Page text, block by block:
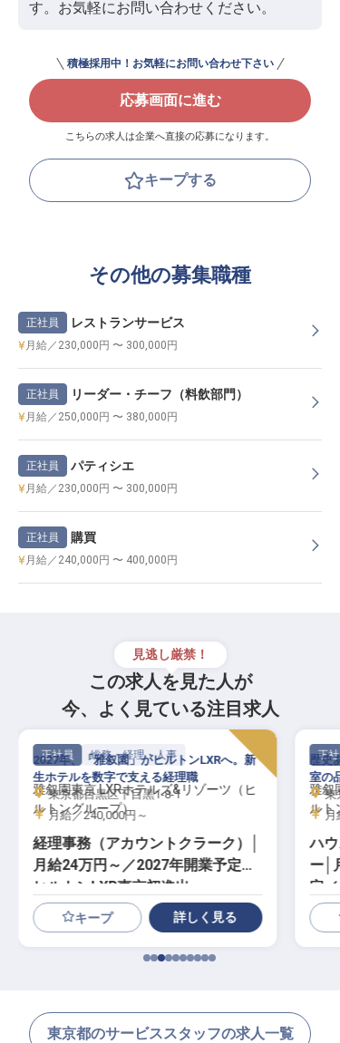
す。お気軽にお問い合わせください。
積極採用中！お気軽にお問い合わせ下さい
応募画面に進む
こちらの求人は企業へ直接の応募になります。
キープする
その他の募集職種
正社員 レストランサービス
月給／230,000円 〜 300,000円
正社員 リーダー・チーフ（料飲部門）
月給／250,000円 〜 380,000円
正社員 パティシエ
月給／230,000円 〜 300,000円
正社員 購買
月給／240,000円 〜 400,000円
見逃し厳禁！
この求人を見た人が
今、よく見ている注目求人
正社員 総務・経理・人事
雅叙園東京 LXRホテルズ&リゾーツ（ヒ
ルトングループ）
経理事務（アカウントクラーク）│
月給24万円～／2027年開業予定／
ヒルトンLXR東京初進出
2027年、「雅叙園」がヒルトンLXRへ。新
生ホテルを数字で支える経理職
東京都目黒区下目黒1-8-1
月給／240,000円～
キープ 詳しく見る
正社
雅叙
ルト
ハ
ー│
定
歴史
室の
東
月
東京都のサービススタッフの求人一覧